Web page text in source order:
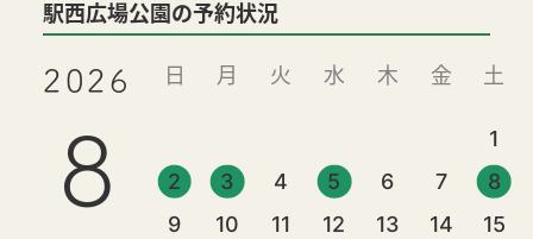
駅西広場公園の予約状況
2026
8
日 月 火 水 木 金 土
1
2
3 4 5 6 7
8
9
10 11 12 13 14
15